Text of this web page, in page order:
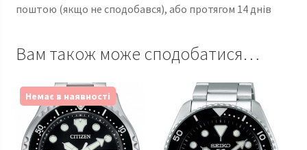
поштою (якщо не сподобався), або протягом 14 днів
Вам також може сподобатися…
Немає в наявності